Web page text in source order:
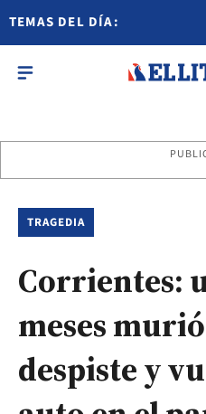
TEMAS DEL DÍA:
TRAGEDIA
Corrientes:
meses
despiste y